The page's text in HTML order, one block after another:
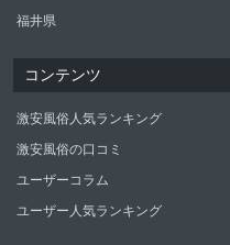
福井県
コンテンツ
激安風俗人気ランキング
激安風俗の口コミ
ユーザーコラム
ユーザー人気ランキング